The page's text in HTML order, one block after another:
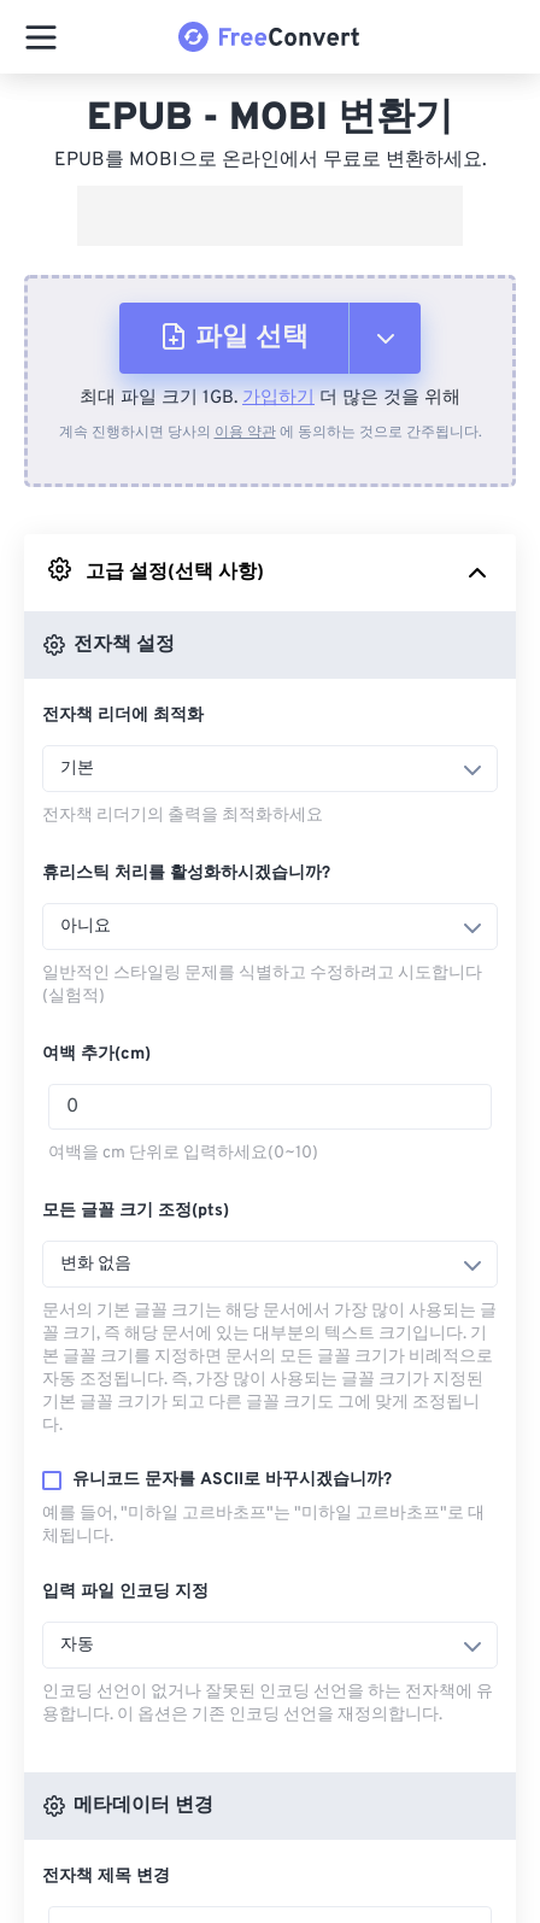
EPUB - MOBI 변환기
EPUB를 MOBI으로 온라인에서 무료로 변환하세요.
파일 선택
장치에서
Google 드라이브에서
최대 파일 크기 1GB. 가입하기 더 많은 것을 위해
계속 진행하시면 당사의 이용 약관에 동의하는 것으로 간주됩니다.
고급 설정(선택 사항)
전자책 설정
전자책 리더에 최적화
기본
전자책 리더기의 출력을 최적화하세요
휴리스틱 처리를 활성화하시겠습니까?
아니요
일반적인 스타일링 문제를 식별하고 수정하려고 시도합니다
(실험적)
여백 추가(cm)
여백을 cm 단위로 입력하세요(0~10)
모든 글꼴 크기 조정(pts)
변화 없음
문서의 기본 글꼴 크기는 해당 문서에서 가장 많이 사용되는 글
꼴 크기, 즉 해당 문서에 있는 대부분의 텍스트 크기입니다. 기
본 글꼴 크기를 지정하면 문서의 모든 글꼴 크기가 비례적으로
자동 조정됩니다. 즉, 가장 많이 사용되는 글꼴 크기가 지정된
기본 글꼴 크기가 되고 다른 글꼴 크기도 그에 맞게 조정됩니
다.
유니코드 문자를 ASCII로 바꾸시겠습니까?
예를 들어, "미하일 고르바초프"는 "미하일 고르바초프"로 대
체됩니다.
입력 파일 인코딩 지정
자동
인코딩 선언이 없거나 잘못된 인코딩 선언을 하는 전자책에 유
용합니다. 이 옵션은 기존 인코딩 선언을 재정의합니다.
메타데이터 변경
전자책 제목 변경